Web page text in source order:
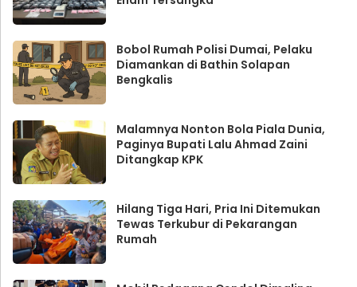
Bobol Rumah Polisi Dumai, Pelaku
Diamankan di Bathin Solapan
Bengkalis
Malamnya Nonton Bola Piala Dunia,
Paginya Bupati Lalu Ahmad Zaini
Ditangkap KPK
Hilang Tiga Hari, Pria Ini Ditemukan
Tewas Terkubur di Pekarangan
Rumah